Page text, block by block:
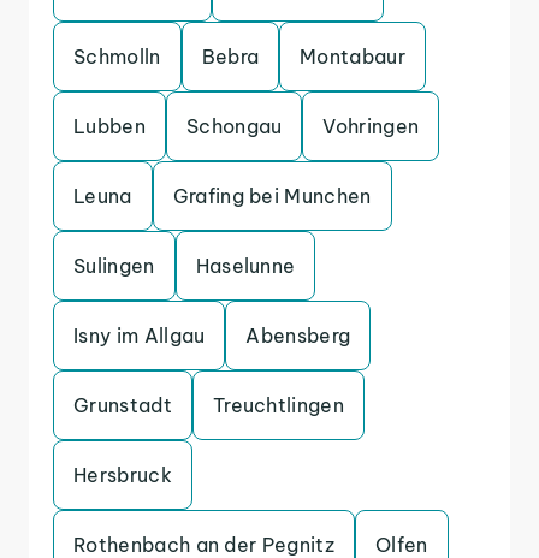
Schmolln Bebra Montabaur
Lubben Schongau Vohringen
Leuna Grafing bei Munchen
Sulingen Haselunne
Isny im Allgau Abensberg
Grunstadt Treuchtlingen
Hersbruck
Rothenbach an der Pegnitz Olfen